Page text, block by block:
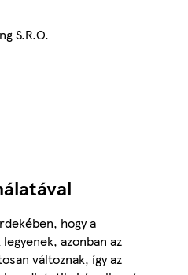
S.R.O.
hogy a
azonban az
változnak, így az